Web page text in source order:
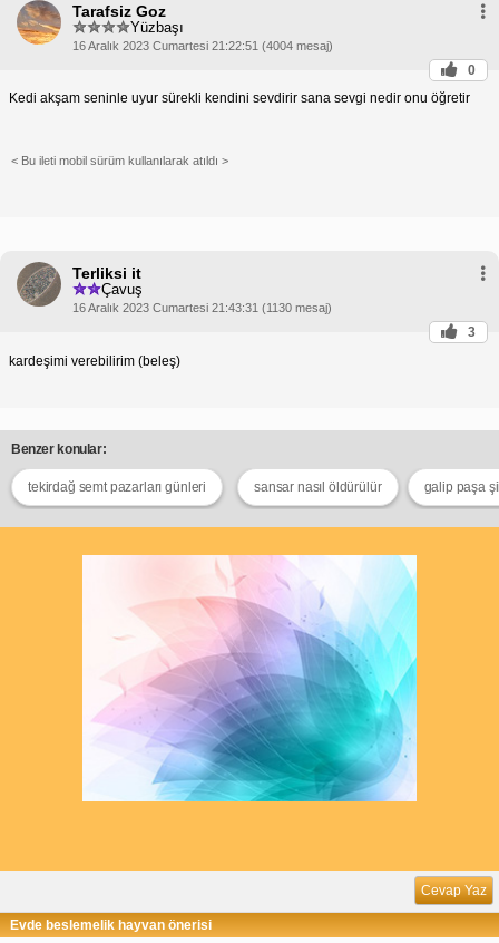
Tarafsiz Goz
Yüzbaşı
16 Aralık 2023 Cumartesi 21:22:51 (4004 mesaj)
0
Kedi akşam seninle uyur sürekli kendini sevdirir sana sevgi nedir onu öğretir
< Bu ileti mobil sürüm kullanılarak atıldı >
Terliksi it
Çavuş
16 Aralık 2023 Cumartesi 21:43:31 (1130 mesaj)
3
kardeşimi verebilirim (beleş)
Benzer konular:
tekirdağ semt pazarları günleri sansar nasıl öldürülür galip paşa
Cevap Yaz
Evde beslemelik hayvan önerisi